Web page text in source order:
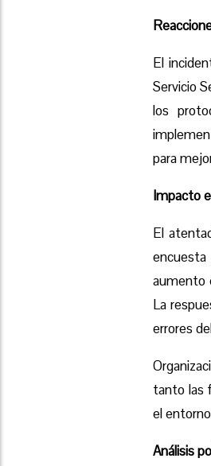
El
Servicio
los
para
Impacto
El
aumento
La
errores
tanto las
el
Análisis